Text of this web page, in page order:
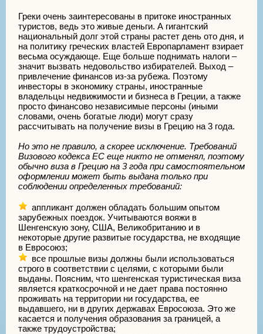
Греки очень заинтересованы в притоке иностранных
туристов, ведь это живые деньги. А гигантский
национальный долг этой страны растет день ото дня, и
на политику греческих властей Европарламент взирает
весьма осуждающе. Еще больше поднимать налоги –
значит вызвать недовольство избирателей. Выход –
привлечение финансов из-за рубежа. Поэтому
инвесторы в экономику страны, иностранные
владельцы недвижимости и бизнеса в Греции, а также
просто финансово независимые персоны (иными
словами, очень богатые люди) могут сразу
рассчитывать на получение визы в Грецию на 3 года.
Но это не правило, а скорее исключение. Требований
Визового кодекса ЕС еще никто не отменял, поэтому
обычно виза в Грецию на 3 года при самостоятельном
оформлении может быть выдана только при
соблюдении определенных требований:
аппликант должен обладать большим опытом
зарубежных поездок. Учитываются вояжи в
Шенгенскую зону, США, Великобританию и в
некоторые другие развитые государства, не входящие
в Евросоюз;
все прошлые визы должны были использоваться
строго в соответствии с целями, с которыми были
выданы. Поясним, что шенгенская туристическая виза
является краткосрочной и не дает права постоянно
проживать на территории ни государства, ее
выдавшего, ни в других державах Евросоюза. Это же
касается и получения образования за границей, а
также трудоустройства;